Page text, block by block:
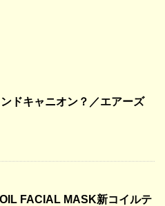
ドキャニオン？／エアーズ
FACIAL MASK新コイルテ